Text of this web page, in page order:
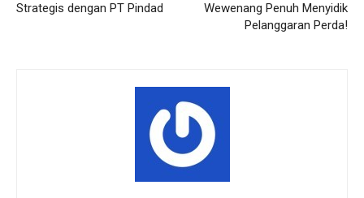
Strategis dengan PT Pindad
Wewenang Penuh Menyidik
Pelanggaran Perda!